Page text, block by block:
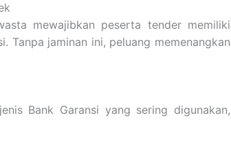
mewajibkan peserta tender memiliki
Tanpa jaminan ini, peluang memenangkan
Bank Garansi yang sering digunakan,